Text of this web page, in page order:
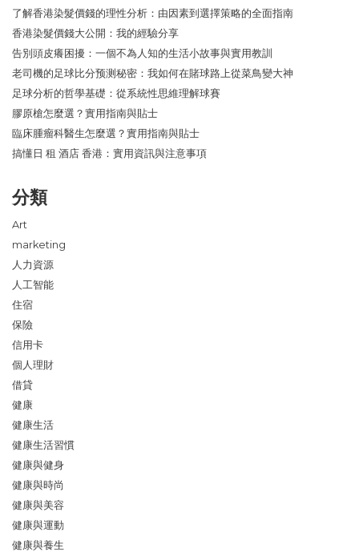
了解香港染髮價錢的理性分析：由因素到選擇策略的全面指南
香港染髮價錢大公開：我的經驗分享
告別頭皮癢困擾：一個不為人知的生活小故事與實用教訓
老司機的足球比分预测秘密：我如何在賭球路上從菜鳥變大神
足球分析的哲學基礎：從系統性思維理解球賽
膠原槍怎麼選？實用指南與貼士
臨床腫瘤科醫生怎麼選？實用指南與貼士
搞懂日 租 酒店 香港：實用資訊與注意事項
分類
Art
marketing
人力資源
人工智能
住宿
保險
信用卡
個人理財
借貸
健康
健康生活
健康生活習慣
健康與健身
健康與時尚
健康與美容
健康與運動
健康與養生